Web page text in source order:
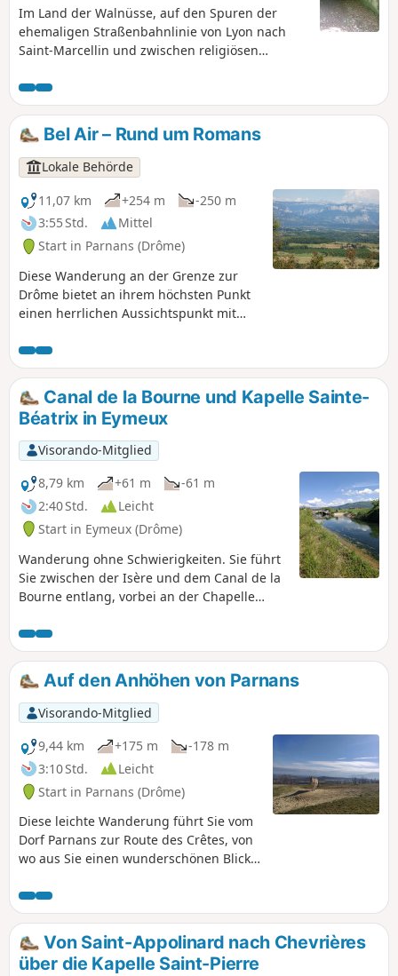
Im Land der Walnüsse, auf den Spuren der
ehemaligen Straßenbahnlinie von Lyon nach
Saint-Marcellin und zwischen religiösen
Gebirgsmassive Chartreuse, Vercors und
Mézenc.
Bel Air – Rund um Romans
Lokale Behörde
11,07 km
+254 m
-250 m
3:55 Std.
Mittel
Start in Parnans (Drôme)
Diese Wanderung an der Grenze zur
Drôme bietet an ihrem höchsten Punkt
einen herrlichen Aussichtspunkt mit
Vercors, die Ebene von Romans und die
Berge der Ardèche.
Canal de la Bourne und Kapelle Sainte-
Béatrix in Eymeux
Visorando-Mitglied
8,79 km
+61 m
-61 m
2:40 Std.
Leicht
Start in Eymeux (Drôme)
Wanderung ohne Schwierigkeiten. Sie führt
Sie zwischen der Isère und dem Canal de la
Bourne entlang, vorbei an der Chapelle
Blick auf die Isère und einem
bemerkenswerten Panorama auf den
Vercors.Auf den Anhöhen von Parnans
Visorando-Mitglied
9,44 km
+175 m
-178 m
3:10 Std.
Leicht
Start in Parnans (Drôme)
Diese leichte Wanderung führt Sie vom
Dorf Parnans zur Route des Crêtes, von
wo aus Sie einen wunderschönen Blick
Bergkette bis zum Veymont, das Isère-
Tal sowie nach Westen in Richtung
Rhône-Tal und Ardèche haben.
Von Saint-Appolinard nach Chevrières
über die Kapelle Saint-Pierre